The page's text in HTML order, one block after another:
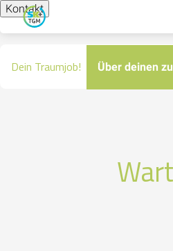
Kontakt
Dein Traumjob! Über deinen